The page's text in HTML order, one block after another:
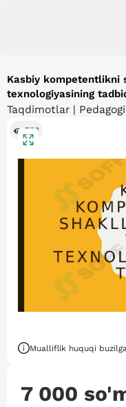
Kasbiy
texnologiyasining
Taqdimotlar |
783
Mualliflik huquqi
7 000